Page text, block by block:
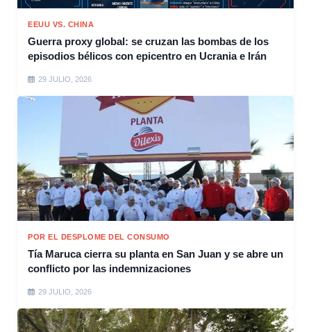
EEUU VS. CHINA
Guerra proxy global: se cruzan las bombas de los
episodios bélicos con epicentro en Ucrania e Irán
29 JULIO, 2026
POR EL DESPLOME DEL CONSUMO
Tía Maruca cierra su planta en San Juan y se abre un
conflicto por las indemnizaciones
29 JULIO, 2026